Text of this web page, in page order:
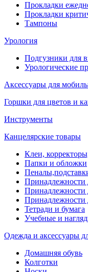
Прокладки
Прокладки
Тампоны
Урология
Подгузники для
Урологические
Аксессуары для
Горшки для цветов и
Инструменты
Канцелярские товары
Клеи,
Папки и обложки
Принадлежности
Принадлежности
Принадлежности
Тетради и бумага
Учебные и
Одежда и аксессуары
Домашняя обувь
Колготки